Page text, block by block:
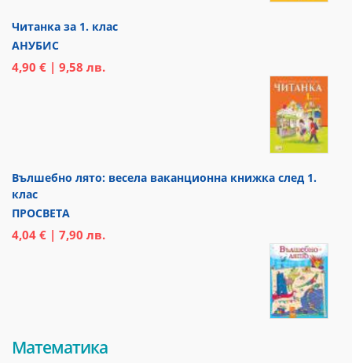
Читанка за 1. клас
АНУБИС
4,90 € | 9,58 лв.
Вълшебно лято: весела ваканционна книжка след 1.
клас
ПРОСВЕТА
4,04 € | 7,90 лв.
Математика